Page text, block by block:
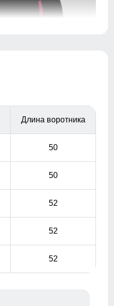
Длина воротника
50
50
52
52
52